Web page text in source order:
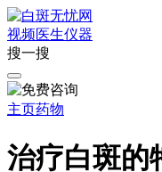
视频医生仪器
搜一搜
主页药物
治疗白斑的